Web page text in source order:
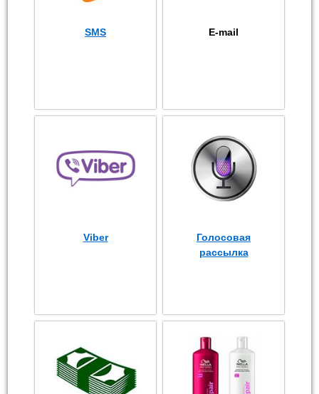
SMS E-mail
Viber
Голосовая
рассылка